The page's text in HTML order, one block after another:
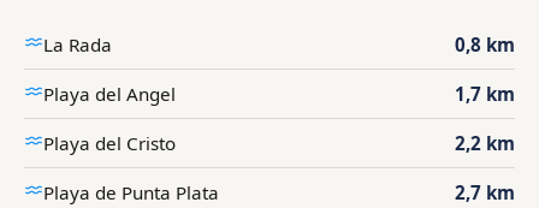
La Rada 0,8 km
Playa del Angel 1,7 km
Playa del Cristo 2,2 km
Playa de Punta Plata 2,7 km